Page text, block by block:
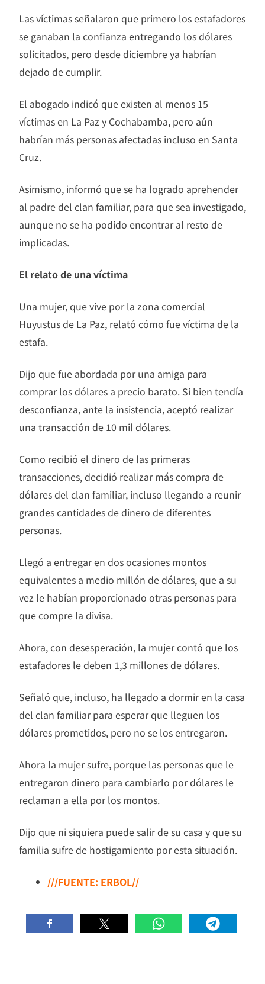
Las víctimas señalaron que primero los estafadores
se ganaban la confianza entregando los dólares
solicitados, pero desde diciembre ya habrían
dejado de cumplir.
El abogado indicó que existen al menos 15
víctimas en La Paz y Cochabamba, pero aún
habrían más personas afectadas incluso en Santa
Cruz.
Asimismo, informó que se ha logrado aprehender
al padre del clan familiar, para que sea investigado,
aunque no se ha podido encontrar al resto de
implicadas.
El relato de una víctima
Una mujer, que vive por la zona comercial
Huyustus de La Paz, relató cómo fue víctima de la
estafa.
Dijo que fue abordada por una amiga para
comprar los dólares a precio barato. Si bien tendía
desconfianza, ante la insistencia, aceptó realizar
una transacción de 10 mil dólares.
Como recibió el dinero de las primeras
transacciones, decidió realizar más compra de
dólares del clan familiar, incluso llegando a reunir
grandes cantidades de dinero de diferentes
personas.
Llegó a entregar en dos ocasiones montos
equivalentes a medio millón de dólares, que a su
vez le habían proporcionado otras personas para
que compre la divisa.
Ahora, con desesperación, la mujer contó que los
estafadores le deben 1,3 millones de dólares.
Señaló que, incluso, ha llegado a dormir en la casa
del clan familiar para esperar que lleguen los
dólares prometidos, pero no se los entregaron.
Ahora la mujer sufre, porque las personas que le
entregaron dinero para cambiarlo por dólares le
reclaman a ella por los montos.
Dijo que ni siquiera puede salir de su casa y que su
familia sufre de hostigamiento por esta situación.
///FUENTE: ERBOL//